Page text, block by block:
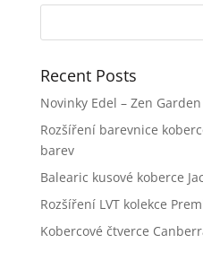
Recent Posts
Novinky Edel – Zen
Rozšíření barevnice
barev
Balearic kusové koberce
Rozšíření LVT kolekce
Kobercové čtverce